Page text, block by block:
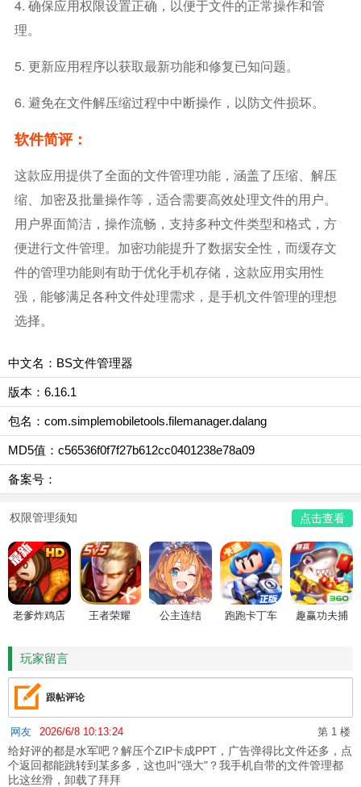
4. 确保应用权限设置正确，以便于文件的正常操作和管
理。
5. 更新应用程序以获取最新功能和修复已知问题。
6. 避免在文件解压缩过程中中断操作，以防文件损坏。
软件简评：
这款应用提供了全面的文件管理功能，涵盖了压缩、解压
缩、加密及批量操作等，适合需要高效处理文件的用户。
用户界面简洁，操作流畅，支持多种文件类型和格式，方
便进行文件管理。加密功能提升了数据安全性，而缓存文
件的管理功能则有助于优化手机存储，这款应用实用性
强，能够满足各种文件处理需求，是手机文件管理的理想
选择。
中文名：BS文件管理器
版本：6.16.1
包名：com.simplemobiletools.filemanager.dalang
MD5值：c56536f0f7f27b612cc0401238e78a09
备案号：
权限管理须知 点击查看
老爹炸鸡店
王者荣耀 公主连结 跑跑卡丁车
趣赢功夫捕
玩家留言
跟帖评论
第 1 楼
网友 2026/6/8 10:13:24
给好评的都是水军吧？解压个ZIP卡成PPT，广告弹得比文件还多，点
个返回都能跳转到某多多，这也叫"强大"？我手机自带的文件管理都
比这丝滑，卸载了拜拜